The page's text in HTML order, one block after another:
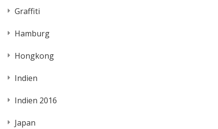
Graffiti
Hamburg
Hongkong
Indien
Indien 2016
Japan